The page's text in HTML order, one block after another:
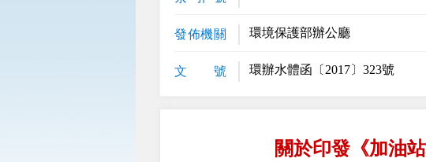
發佈機關 環境保護部辦公廳
文 號 環辦水體函〔2017〕323號
關於印發《加油